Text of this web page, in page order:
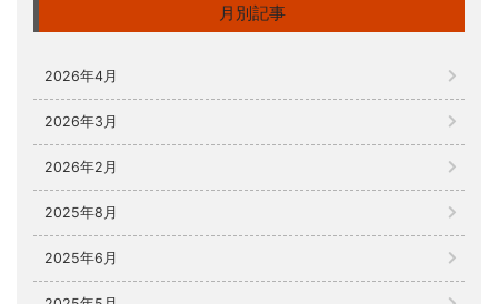
月別記事
2026年4月
2026年3月
2026年2月
2025年8月
2025年6月